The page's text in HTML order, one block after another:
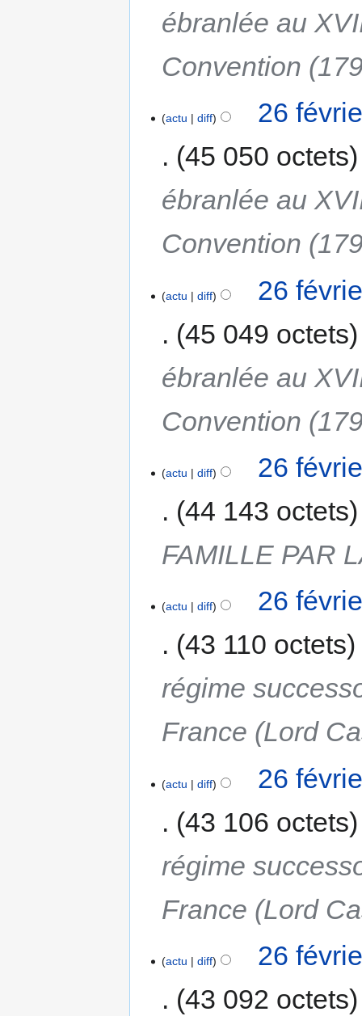
ébranlée au
Convention
actu diff
26
45 050 octets
ébranlée au
Convention
actu diff
26
45 049 octets
ébranlée au
Convention
actu diff
26
44 143 octets
FAMILLE PAR
actu diff
26
43 110 octets
régime
France (Lord
actu diff
26
43 106 octets
régime
France (Lord
actu diff
26
43 092 octets